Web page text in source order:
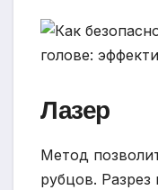
Лазер
Метод
рубцов.